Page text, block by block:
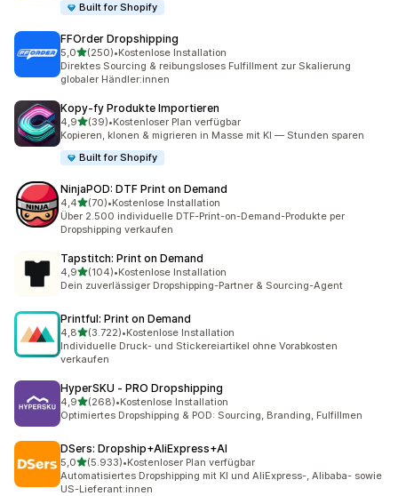
Built for Shopify
FFOrder Dropshipping
5,0von 5 Sternen
(250)
250 Rezensionen insgesamt
•Kostenlose Installation
Direktes Sourcing & reibungsloses Fulfillment zur Skalierung
globaler Händler:innen
Kopy‑fy Produkte Importieren
4,9von 5 Sternen
(39)
39 Rezensionen insgesamt
•Kostenloser Plan verfügbar
Kopieren, klonen & migrieren in Masse mit KI — Stunden sparen
Built for Shopify
NinjaPOD: DTF Print on Demand
4,4von 5 Sternen
(70)
70 Rezensionen insgesamt
•Kostenlose Installation
Über 2.500 individuelle DTF-Print-on-Demand-Produkte per
Dropshipping verkaufen
Tapstitch: Print on Demand
4,9von 5 Sternen
(104)
104 Rezensionen insgesamt
•Kostenlose Installation
Dein zuverlässiger Dropshipping-Partner & Sourcing-Agent
Printful: Print on Demand
4,8von 5 Sternen
(3.722)
3722 Rezensionen insgesamt
•Kostenlose Installation
Individuelle Druck- und Stickereiartikel ohne Vorabkosten
verkaufen
HyperSKU ‑ PRO Dropshipping
4,9von 5 Sternen
(268)
268 Rezensionen insgesamt
•Kostenlose Installation
Optimiertes Dropshipping & POD: Sourcing, Branding, Fulfillmen
DSers: Dropship+AliExpress+AI
5,0von 5 Sternen
(5.933)
5933 Rezensionen insgesamt
•Kostenloser Plan verfügbar
Automatisiertes Dropshipping mit KI und AliExpress-, Alibaba- sowie
US-Lieferant:innen